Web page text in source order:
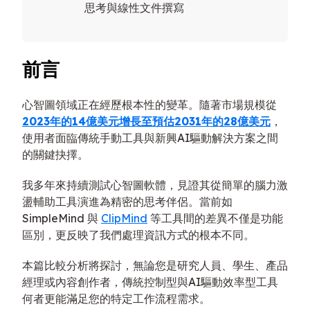
思考與線性文件撰寫
前言
心智圖領域正在經歷根本性的變革。隨著市場規模從
2023年的14億美元增長至預估2031年的28億美元 ，
使用者面臨傳統手動工具與新興AI驅動解決方案之間
的關鍵抉擇。
我多年來持續測試心智圖軟體，見證其從簡單的腦力激
盪輔助工具演進為精密的思考伴侶。當前如
SimpleMind 與 ClipMind 等工具間的差異不僅是功能
區別，更反映了我們處理資訊方式的根本不同。
本篇比較分析將探討，無論您是研究人員、學生、產品
經理或內容創作者，傳統控制型與AI驅動效率型工具
何者更能滿足您的特定工作流程需求。